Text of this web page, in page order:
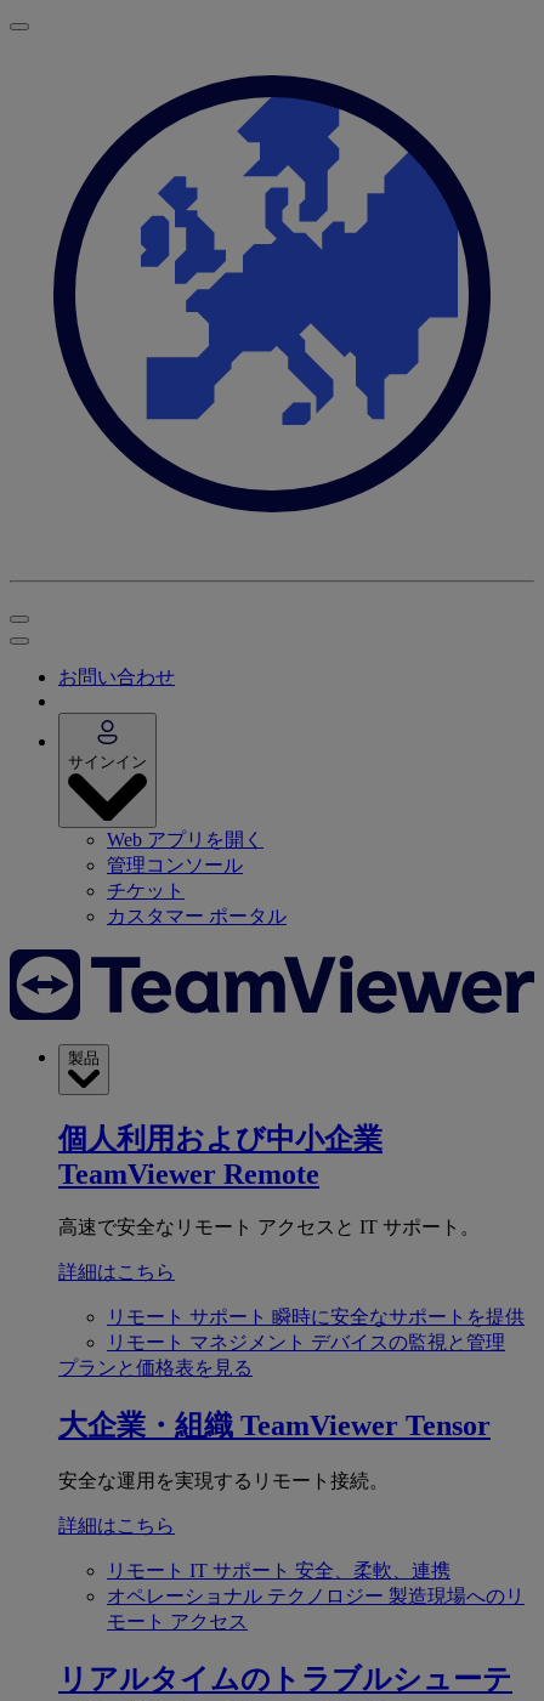
お問い合わせ
サインイン
Web アプリを開く
管理コンソール
チケット
カスタマー ポータル
製品
個人利用および中小企業
TeamViewer Remote
高速で安全なリモート アクセスと IT サポート。
詳細はこちら
リモート サポート 瞬時に安全なサポートを提供
リモート マネジメント デバイスの監視と管理
プランと価格表を見る
大企業・組織 TeamViewer Tensor
安全な運用を実現するリモート接続。
詳細はこちら
リモート IT サポート 安全、柔軟、連携
オペレーショナル テクノロジー 製造現場へのリ
モート アクセス
リアルタイムのトラブルシューテ